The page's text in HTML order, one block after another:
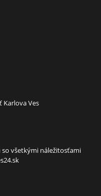
Karlova Ves
všetkými náležitosťami